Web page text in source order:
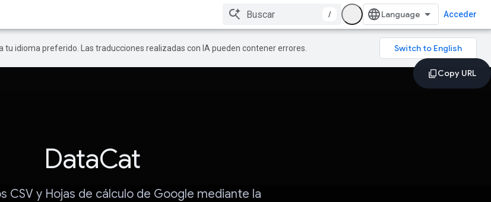
/ Acceder
idioma preferido. Las traducciones realizadas con IA pueden contener errores.
DataCat
CSV y Hojas de cálculo de Google mediante la